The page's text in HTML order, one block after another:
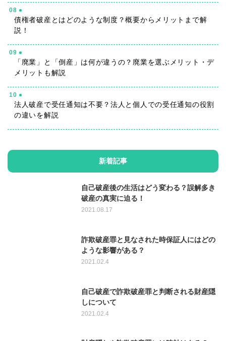
08
債権者破産とはどのような制度？概要からメリットまで解
説！
09
「廃業」と「倒産」は何が違うの？廃業を選ぶメリット・デ
メリットも解説
10
法人破産で受任通知は不要？法人と個人での受任通知の役割
の違いを解説
新着記事
自己破産後の生活はどう変わる？誤解多き
破産の真実に迫る！
2021.08.17
詐欺破産罪と見なされた時保証人にはどの
ような影響がある？
2021.02.4
自己破産で詐欺破産罪と判断される財産隠
しについて
2021.02.4